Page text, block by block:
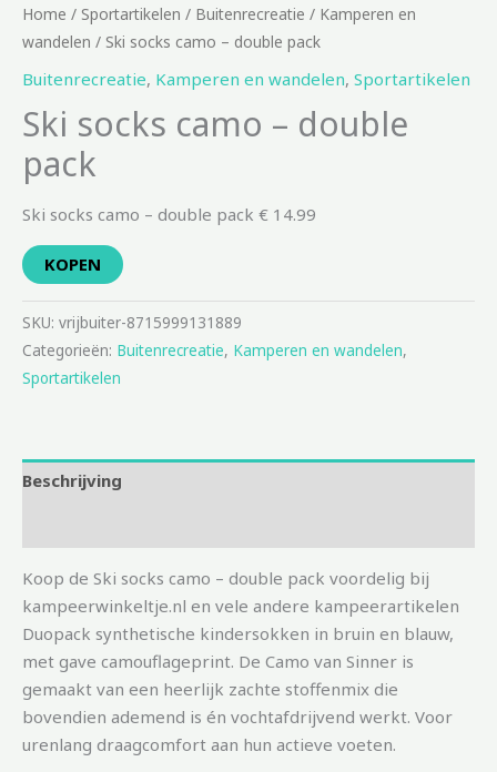
Home / Sportartikelen / Buitenrecreatie / Kamperen en
wandelen / Ski socks camo – double pack
Buitenrecreatie, Kamperen en wandelen, Sportartikelen
Ski socks camo – double
pack
Ski socks camo – double pack € 14.99
KOPEN
SKU: vrijbuiter-8715999131889
Categorieën: Buitenrecreatie, Kamperen en wandelen,
Sportartikelen
Beschrijving
Koop de Ski socks camo – double pack voordelig bij
kampeerwinkeltje.nl en vele andere kampeerartikelen
Duopack synthetische kindersokken in bruin en blauw,
met gave camouflageprint. De Camo van Sinner is
gemaakt van een heerlijk zachte stoffenmix die
bovendien ademend is én vochtafdrijvend werkt. Voor
urenlang draagcomfort aan hun actieve voeten.